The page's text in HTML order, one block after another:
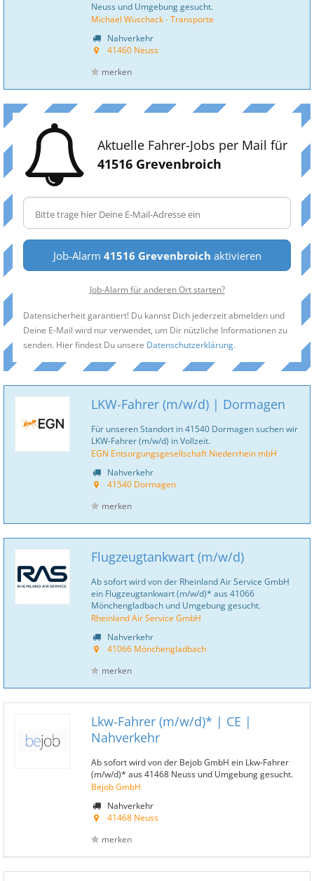
Neuss und Umgebung gesucht.
Michael Wuschack - Transporte
Nahverkehr
41460 Neuss
merken
Aktuelle Fahrer-Jobs per Mail für
41516 Grevenbroich
Job-Alarm 41516 Grevenbroich aktivieren
Job-Alarm für anderen Ort starten?
Datensicherheit garantiert! Du kannst Dich jederzeit abmelden und
Deine E-Mail wird nur verwendet, um Dir nützliche Informationen zu
senden. Hier findest Du unsere Datenschutzerklärung.
LKW-Fahrer (m/w/d) | Dormagen
Für unseren Standort in 41540 Dormagen suchen wir
LKW-Fahrer (m/w/d) in Vollzeit.
EGN Entsorgungsgesellschaft Niederrhein mbH
Nahverkehr
41540 Dormagen
merken
Flugzeugtankwart (m/w/d)
Ab sofort wird von der Rheinland Air Service GmbH
ein Flugzeugtankwart (m/w/d)* aus 41066
Mönchengladbach und Umgebung gesucht.
Rheinland Air Service GmbH
Nahverkehr
41066 Mönchengladbach
merken
Lkw-Fahrer (m/w/d)* | CE |
Nahverkehr
Ab sofort wird von der Bejob GmbH ein Lkw-Fahrer
(m/w/d)* aus 41468 Neuss und Umgebung gesucht.
Bejob GmbH
Nahverkehr
41468 Neuss
merken